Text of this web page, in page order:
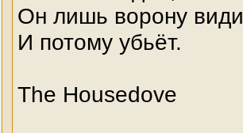
Он лишь ворону
И потому убьёт.
The Housedove